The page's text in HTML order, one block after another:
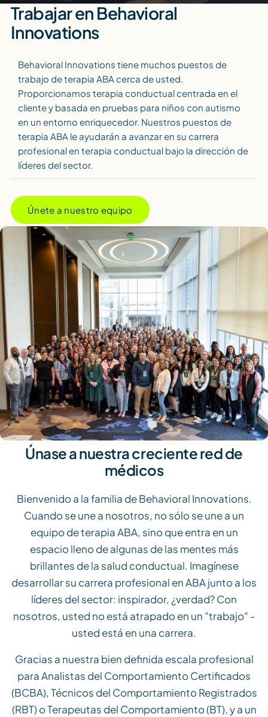
Trabajar en Behavioral
Innovations
Behavioral Innovations tiene muchos puestos de
trabajo de terapia ABA cerca de usted.
Proporcionamos terapia conductual centrada en el
cliente y basada en pruebas para niños con autismo
en un entorno enriquecedor. Nuestros puestos de
terapia ABA le ayudarán a avanzar en su carrera
profesional en terapia conductual bajo la dirección de
líderes del sector.
Únete a nuestro equipo
Únase a nuestra creciente red de
médicos
Bienvenido a la familia de Behavioral Innovations.
Cuando se une a nosotros, no sólo se une a un
equipo de terapia ABA, sino que entra en un
espacio lleno de algunas de las mentes más
brillantes de la salud conductual. Imagínese
desarrollar su carrera profesional en ABA junto a los
líderes del sector: inspirador, ¿verdad? Con
nosotros, usted no está atrapado en un "trabajo" -
usted está en una carrera.
Gracias a nuestra bien definida escala profesional
para Analistas del Comportamiento Certificados
(BCBA), Técnicos del Comportamiento Registrados
(RBT) o Terapeutas del Comportamiento (BT), y a un